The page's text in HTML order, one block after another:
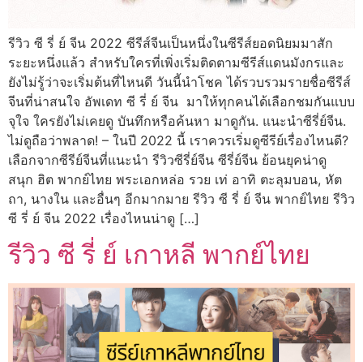
รีวิว ซี รี่ ย์ จีน 2022 ซีรีส์จีนเป็นหนึ่งในซีรีส์ยอดนิยมมาสัก
ระยะหนึ่งแล้ว สำหรับใครที่เพิ่งเริ่มติดตามซีรีส์แดนมังกรและ
ยังไม่รู้ว่าจะเริ่มต้นที่ไหนดี วันนี้นำโชค ได้รวบรวมรายชื่อซีรีส์
จีนที่น่าสนใจ อัพเดท ซี รี่ ย์ จีน มาให้ทุกคนได้เลือกชมกันแบบ
จุใจ ใครยังไม่เคยดู บันทึกหรือค้นหา มาดูกัน. แนะนำซีรี่ย์จีน.
ไม่ดูถือว่าพลาด! – ในปี 2022 นี้ เราควรเริ่มดูซีรีย์เรื่องไหนดี?
เลือกจากซีรีย์จีนที่แนะนำ รีวิวซีรี่ย์จีน ซีรี่ย์จีน ย้อนยุคน่าดู
สนุก ฮิต พากย์ไทย พระเอกหล่อ รวย เท่ อาทิ ตะลุมบอน, หัต
ถา, นางใน และอื่นๆ อีกมากมาย รีวิว ซี รี่ ย์ จีน พากย์ไทย รีวิว
ซี รี่ ย์ จีน 2022 เรื่องไหนน่าดู […]
รีวิว ซี รี่ ย์ เกาหลี พากย์ไทย